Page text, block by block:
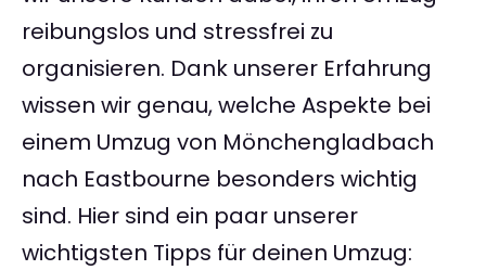
reibungslos und stressfrei zu
organisieren. Dank unserer Erfahrung
wissen wir genau, welche Aspekte bei
einem Umzug von Mönchengladbach
nach Eastbourne besonders wichtig
sind. Hier sind ein paar unserer
wichtigsten Tipps für deinen Umzug: